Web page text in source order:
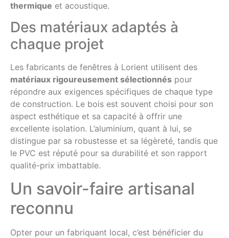
thermique et acoustique.
Des matériaux adaptés à
chaque projet
Les fabricants de fenêtres à Lorient utilisent des
matériaux rigoureusement sélectionnés pour
répondre aux exigences spécifiques de chaque type
de construction. Le bois est souvent choisi pour son
aspect esthétique et sa capacité à offrir une
excellente isolation. L’aluminium, quant à lui, se
distingue par sa robustesse et sa légèreté, tandis que
le PVC est réputé pour sa durabilité et son rapport
qualité-prix imbattable.
Un savoir-faire artisanal
reconnu
Opter pour un fabriquant local, c’est bénéficier du